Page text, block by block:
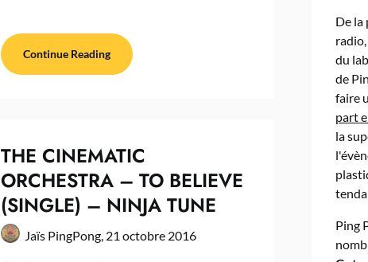
Continue Reading
THE CINEMATIC
ORCHESTRA – TO BELIEVE
(SINGLE) – NINJA TUNE
Jaïs PingPong, 21 octobre 2016
De la
du
de
faire
part
la
Ping